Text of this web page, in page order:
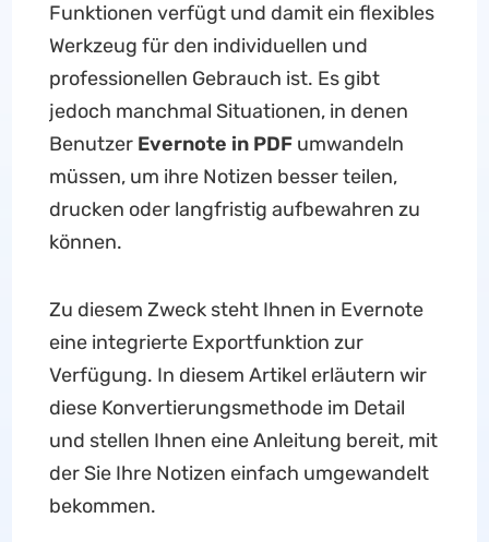
Funktionen verfügt und damit ein flexibles
Werkzeug für den individuellen und
professionellen Gebrauch ist. Es gibt
jedoch manchmal Situationen, in denen
BenutzerEvernote in PDFumwandeln
müssen, um ihre Notizen besser teilen,
drucken oder langfristig aufbewahren zu
können.
Zu diesem Zweck steht Ihnen in Evernote
eine integrierte Exportfunktion zur
Verfügung. In diesem Artikel erläutern wir
diese Konvertierungsmethode im Detail
und stellen Ihnen eine Anleitung bereit, mit
der Sie Ihre Notizen einfach umgewandelt
bekommen.